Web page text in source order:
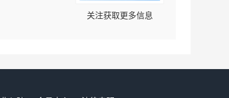
关注获取更多信息